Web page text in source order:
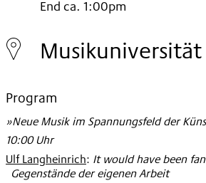
Friday
17.
Nov
2006
End ca. 1:00pm
Musikuniversität
Program
»Neue Musik im Spannungsfeld der
10:00 Uhr
Ulf Langheinrich: It would have been
Gegenstände der eigenen Arbeit